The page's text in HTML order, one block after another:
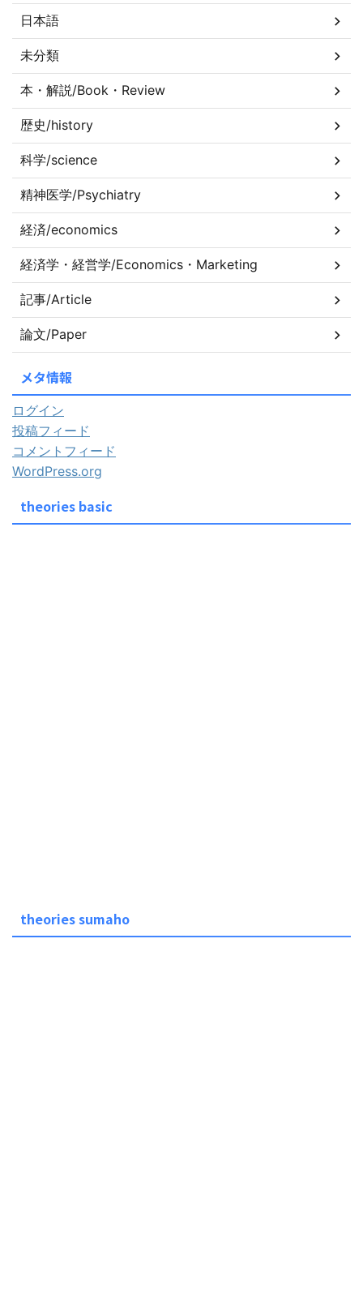
日本語
未分類
本・解説/Book・Review
歴史/history
科学/science
精神医学/Psychiatry
経済/economics
経済学・経営学/Economics・Marketing
記事/Article
論文/Paper
メタ情報
ログイン
投稿フィード
コメントフィード
WordPress.org
theories basic
theories sumaho